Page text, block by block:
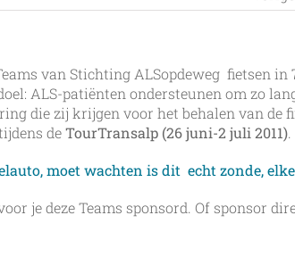
van Stichting ALSopdeweg fietsen in
ALS-patiënten ondersteunen om zo
die zij krijgen voor het behalen van de
deTourTransalp (26 juni-2 juli 2011).
moet wachten is dit echt zonde,
je deze Teams sponsord. Of sponsor